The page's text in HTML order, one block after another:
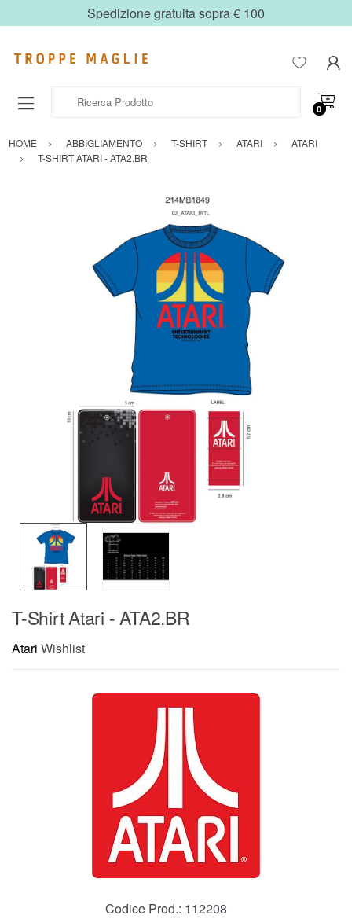
Spedizione gratuita sopra € 100
0
HOME ABBIGLIAMENTO T-SHIRT ATARI
ATARI
T-SHIRT ATARI - ATA2.BR
T-Shirt Atari - ATA2.BR
Atari Wishlist
Codice Prod.: 112208